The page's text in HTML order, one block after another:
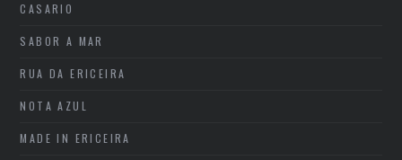
CASARIO
SABOR A MAR
RUA DA ERICEIRA
NOTA AZUL
MADE IN ERICEIRA